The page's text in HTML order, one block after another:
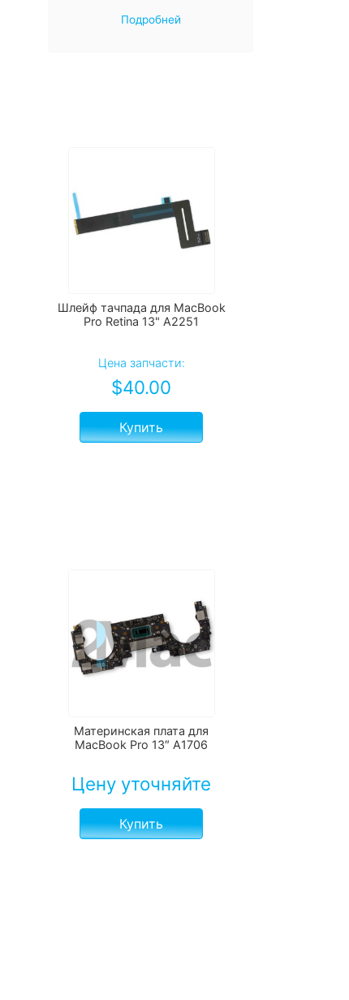
Подробней
Шлейф тачпада для MacBook
Pro Retina 13" A2251
Цена запчасти:
$40.00
Купить
Материнская плата для
MacBook Pro 13″ A1706
Цену уточняйте
Купить